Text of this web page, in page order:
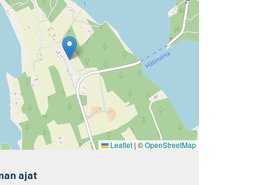
Leaflet | ©OpenStreetMap
ajat